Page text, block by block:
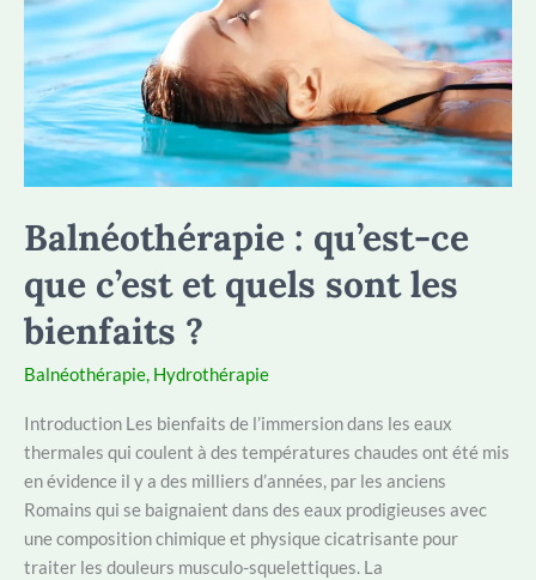
Balnéothérapie : qu’est-ce
que c’est et quels sont les
bienfaits ?
Balnéothérapie, Hydrothérapie
Introduction Les bienfaits de l’immersion dans les eaux
thermales qui coulent à des températures chaudes ont été mis
en évidence il y a des milliers d’années, par les anciens
Romains qui se baignaient dans des eaux prodigieuses avec
une composition chimique et physique cicatrisante pour
traiter les douleurs musculo-squelettiques. La